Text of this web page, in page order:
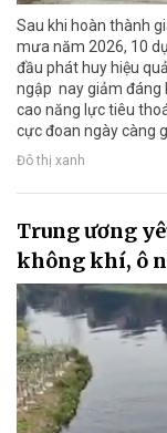
Sau khi hoàn thành
mưa năm 2026, 10
đầu phát huy hiệu
ngập nay giảm đáng
cao năng lực tiêu
cực đoan ngày càng
Đô thị xanh
Trung ương
không khí, ô